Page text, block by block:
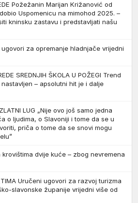
Požežanin Marijan Križanović od
Uspomenicu na mimohod 2025. –
kninsku zastavu i predstavljati našu
ugovori za opremanje hladnjače vrijedni
SREDNJIH ŠKOLA U POŽEGI Trend
– apsolutni hit je i dalje
LUG „Nije ovo još samo jedna
o ljudima, o Slavoniji i tome da se u
priča o tome da se snovi mogu
krovištima dvije kuće – zbog nevremena
Uručeni ugovori za razvoj turizma
slavonske županije vrijedni više od